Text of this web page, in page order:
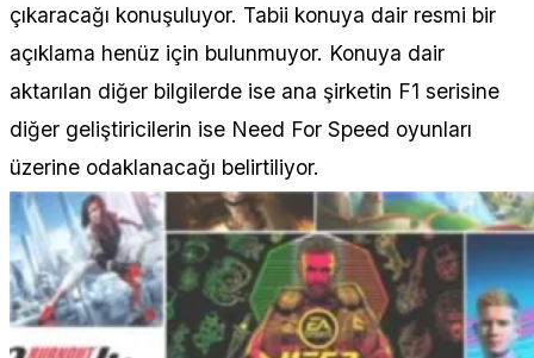
çıkaracağı konuşuluyor. Tabii konuya dair resmi bir
açıklama henüz için bulunmuyor. Konuya dair
aktarılan diğer bilgilerde ise ana şirketin F1 serisine
diğer geliştiricilerin ise Need For Speed oyunları
üzerine odaklanacağı belirtiliyor.